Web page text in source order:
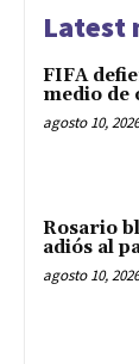
Latest
FIFA
medio de
agosto 10, 2026
Rosario
adiós al
agosto 10, 2026